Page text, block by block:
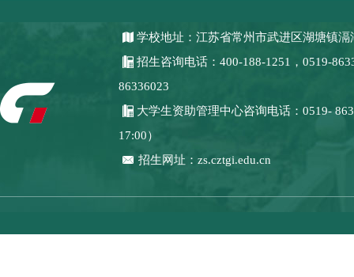
学校地址：江苏省常州市武进区湖塘镇滆
招生咨询电话：400-188-1251，0519-
86336023
大学生资助管理中心咨询电话：0519-
17:00）
招生网址：zs.cztgi.edu.cn